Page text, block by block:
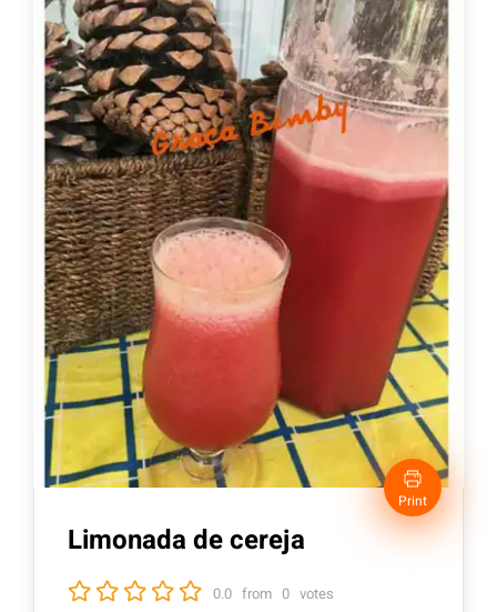
Print
Limonada de cereja
0.0 from 0 votes